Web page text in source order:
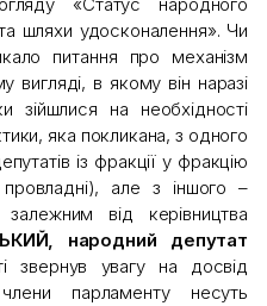
шляхи удосконалення». Чи
питання про механізм
вигляді, в якому він наразі
зійшлися на необхідності
яка покликана, з одного
із фракції у фракцію
але з іншого –
від керівництва
народний депутат
звернув увагу на досвід
парламенту несуть